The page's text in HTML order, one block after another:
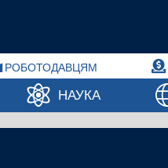
РОБОТОДАВЦЯМ
НАУКА